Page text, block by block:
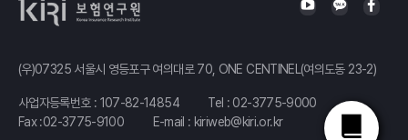
(우)07325 서울시 영등포구 여의대로 70, ONE CENTINEL(여의도동 23-2)
사업자등록번호 : 107-82-14854 Tel : 02-3775-9000
Fax :02-3775-9100
E-mail : kiriweb@kiri.or.kr